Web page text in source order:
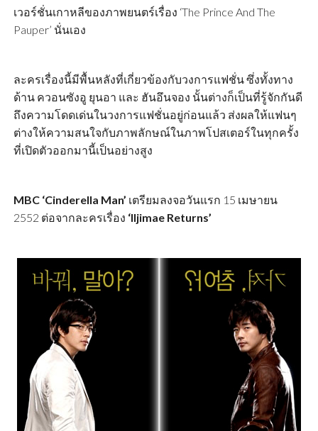
เวอร์ชั่นเกาหลีของภาพยนตร์เรื่อง ‘The Prince And The
Pauper’ นั่นเอง
ละครเรื่องนี้มีพื้นหลังที่เกี่ยวข้องกับวงการแฟชั่น ซึ่งทั้งทาง
ด้าน ควอนซังอู ยุนอา และ ฮันอึนจอง นั้นต่างก็เป็นที่รู้จักกันดี
ถึงความโดดเด่นในวงการแฟชั่นอยู่ก่อนแล้ว ส่งผลให้แฟนๆ
ต่างให้ความสนใจกับภาพลักษณ์ในภาพโปสเตอร์ในทุกครั้ง
ที่เปิดตัวออกมานี้เป็นอย่างสูง
MBC ‘Cinderella Man’ เตรียมลงจอวันแรก 15 เมษายน
2552 ต่อจากละครเรื่อง ‘Iljimae Returns’